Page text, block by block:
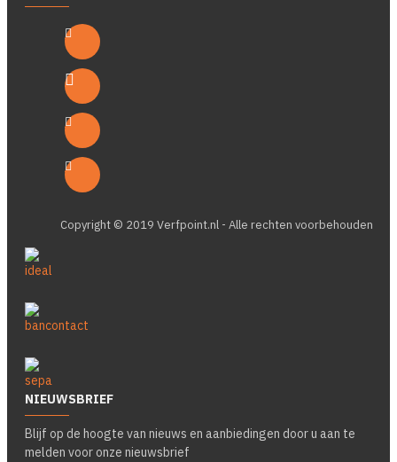
Copyright © 2019 Verfpoint.nl - Alle rechten voorbehouden
NIEUWSBRIEF
Blijf op de hoogte van nieuws en aanbiedingen door u aan te
melden voor onze nieuwsbrief